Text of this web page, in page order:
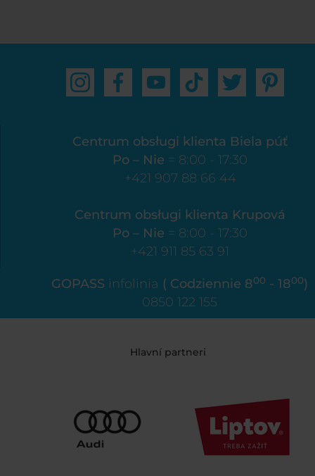
Centrum obsługi klienta Biela púť
Po – Nie = 8:00 - 17:30
+421 907 88 66 44
Centrum obsługi klienta Krupová
Po – Nie = 8:00 - 17:30
+421 911 85 63 91
GOPASS infolinia ( Codziennie 800 - 1800)
0850 122 155
Hlavní partneri